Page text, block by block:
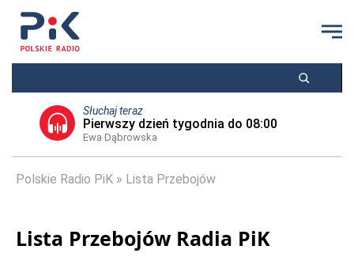
Słuchaj teraz
Pierwszy dzień tygodnia do 08:00
Ewa Dąbrowska
Polskie Radio PiK Lista Przebojów
Lista Przebojów Radia PiK